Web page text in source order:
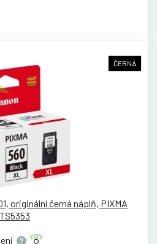
ČERNÁ
originální černá náplň, PIXMA